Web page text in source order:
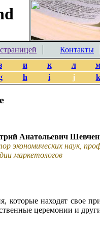
Контакты
и к л
h i j k
Анатольевич
экономических наук,
маркетологов
которые находят свое
церемонии и